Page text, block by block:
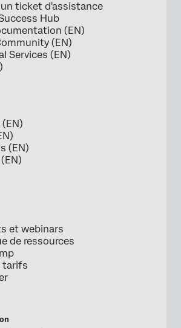
ticket d'assistance
Hub
(EN)
(EN)
Services (EN)
(EN)
et webinars
de ressources
tarifs